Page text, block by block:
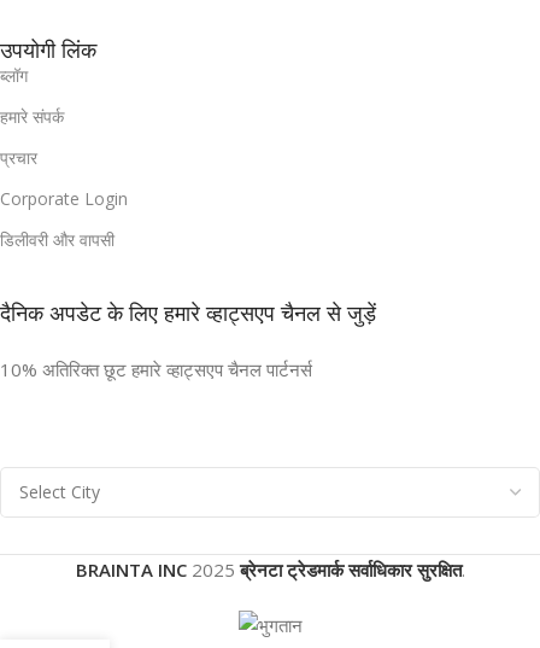
उपयोगी लिंक
ब्लॉग
हमारे संपर्क
प्रचार
Corporate Login
डिलीवरी और वापसी
दैनिक अपडेट के लिए हमारे व्हाट्सएप चैनल से जुड़ें
10% अतिरिक्त छूट हमारे व्हाट्सएप चैनल पार्टनर्स
BRAINTA INC 2025ब्रेनटा ट्रेडमार्क सर्वाधिकार सुरक्षित.